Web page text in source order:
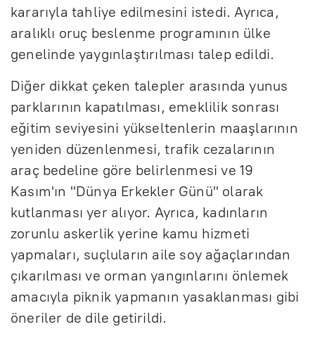
kararıyla tahliye edilmesini istedi. Ayrıca,
aralıklı oruç beslenme programının ülke
genelinde yaygınlaştırılması talep edildi.
Diğer dikkat çeken talepler arasında yunus
parklarının kapatılması, emeklilik sonrası
eğitim seviyesini yükseltenlerin maaşlarının
yeniden düzenlenmesi, trafik cezalarının
araç bedeline göre belirlenmesi ve 19
Kasım'ın "Dünya Erkekler Günü" olarak
kutlanması yer alıyor. Ayrıca, kadınların
zorunlu askerlik yerine kamu hizmeti
yapmaları, suçluların aile soy ağaçlarından
çıkarılması ve orman yangınlarını önlemek
amacıyla piknik yapmanın yasaklanması gibi
öneriler de dile getirildi.